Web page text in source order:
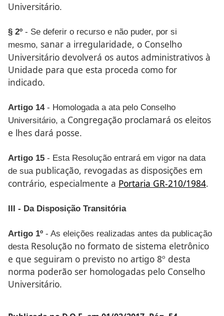
Universitário.
§ 2º - Se deferir o recurso e não puder, por si
mesmo, sanar a irregularidade, o Conselho
Universitário devolverá os autos administrativos à
Unidade para que esta proceda como for
indicado.
Artigo 14- Homologada a ata pelo Conselho
Universitário, a Congregação proclamará os eleitos
e lhes dará posse.
Artigo 15 - Esta Resolução entrará em vigor na data
de sua publicação, revogadas as disposições em
contrário, especialmente a Portaria GR-210/1984.
III - Da Disposição Transitória
Artigo 1º - As eleições realizadas antes da publicação
desta Resolução no formato de sistema eletrônico
e que seguiram o previsto no artigo 8º desta
norma poderão ser homologadas pelo Conselho
Universitário.